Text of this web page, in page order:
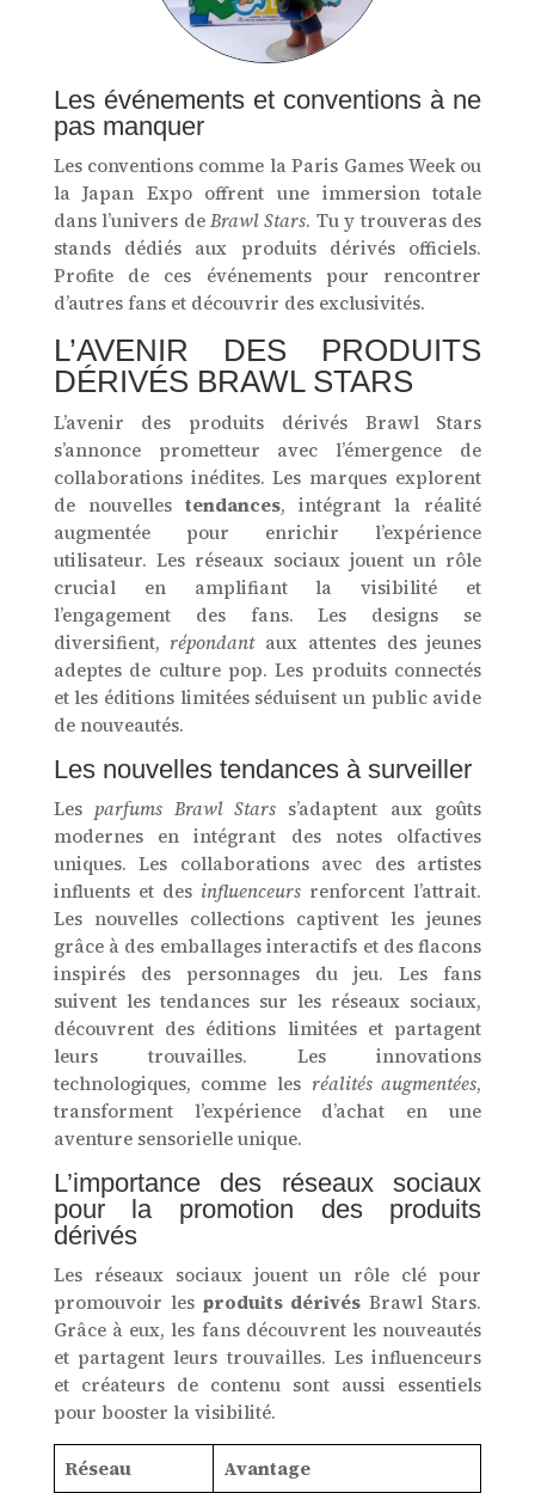
Les événements et conventions à ne
pas manquer
Les conventions comme la Paris Games Week ou
la Japan Expo offrent une immersion totale
dans l’univers deBrawl Stars. Tu y trouveras des
stands dédiés aux produits dérivés officiels.
Profite de ces événements pour rencontrer
d’autres fans et découvrir des exclusivités.
L’AVENIR DES PRODUITS
DÉRIVÉS BRAWL STARS
L’avenir des produits dérivés Brawl Stars
s’annonce prometteur avec l’émergence de
collaborations inédites. Les marques explorent
de nouvelles tendances, intégrant la réalité
augmentée pour enrichir l’expérience
utilisateur. Les réseaux sociaux jouent un rôle
crucial en amplifiant la visibilité et
l’engagement des fans. Les designs se
diversifient,répondantaux attentes des jeunes
adeptes de culture pop. Les produits connectés
et les éditions limitées séduisent un public avide
de nouveautés.
Les nouvelles tendances à surveiller
Lesparfums Brawl Stars s’adaptent aux goûts
modernes en intégrant des notes olfactives
uniques. Les collaborations avec des artistes
influents et des influenceurs renforcent l’attrait.
Les nouvelles collections captivent les jeunes
grâce à des emballages interactifs et des flacons
inspirés des personnages du jeu. Les fans
suivent les tendances sur les réseaux sociaux,
découvrent des éditions limitées et partagent
leurs trouvailles. Les innovations
technologiques, comme les réalités augmentées,
transforment l’expérience d’achat en une
aventure sensorielle unique.
L’importance des réseaux sociaux
pour la promotion des produits
dérivés
Les réseaux sociaux jouent un rôle clé pour
promouvoir les produits dérivés Brawl Stars.
Grâce à eux, les fans découvrent les nouveautés
et partagent leurs trouvailles. Les influenceurs
et créateurs de contenu sont aussi essentiels
pour booster la visibilité.
Réseau
Avantage